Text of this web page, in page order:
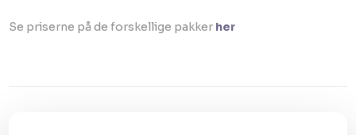
Se priserne på de forskellige pakker her